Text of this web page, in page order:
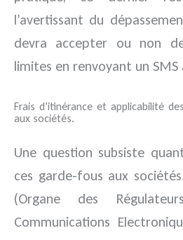
l’avertissant du
devra accepter ou non
limites en renvoyant un SMS
Frais d’itinérance et applicabilité
aux sociétés.
Une question subsiste
ces garde-fous aux
(Organe des
Communications